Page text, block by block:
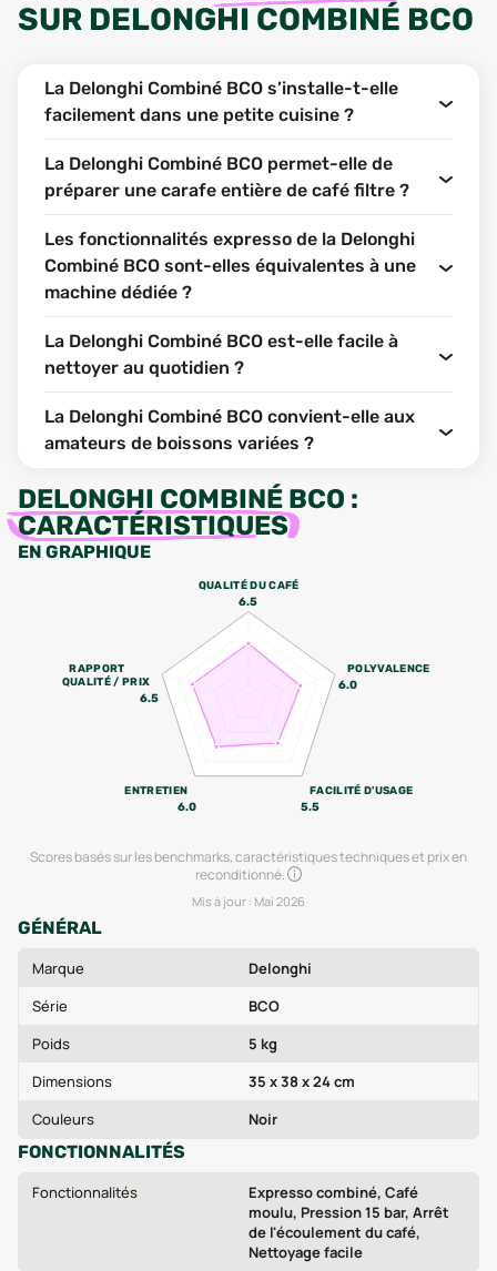
SUR DELONGHI COMBINÉ BCO
La Delonghi Combiné BCO s’installe-t-elle
facilement dans une petite cuisine ?
La Delonghi Combiné BCO permet-elle de
préparer une carafe entière de café filtre ?
Les fonctionnalités expresso de la Delonghi
Combiné BCO sont-elles équivalentes à une
machine dédiée ?
La Delonghi Combiné BCO est-elle facile à
nettoyer au quotidien ?
La Delonghi Combiné BCO convient-elle aux
amateurs de boissons variées ?
DELONGHI COMBINÉ BCO :
CARACTÉRISTIQUES
EN GRAPHIQUE
QUALITÉ DU CAFÉ
6.5
POLYVALENCE
6.0
FACILITÉ D'USAGE
5.5
ENTRETIEN
6.0
RAPPORT
QUALITÉ / PRIX
6.5
Scores basés sur les benchmarks, caractéristiques techniques et prix en
reconditionné.
Mis à jour : Mai 2026
GÉNÉRAL
Marque
Delonghi
Série
BCO
Poids
5 kg
Dimensions
35 x 38 x 24 cm
Couleurs
Noir
FONCTIONNALITÉS
Fonctionnalités
Expresso combiné, Café
moulu, Pression 15 bar, Arrêt
de l'écoulement du café,
Nettoyage facile